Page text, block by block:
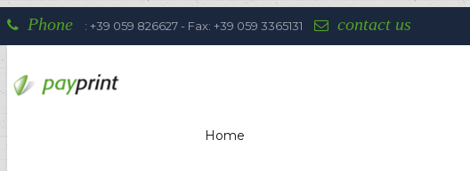
Phone : +39 059 826627 - Fax: +39 059 3365131 contact us
Home